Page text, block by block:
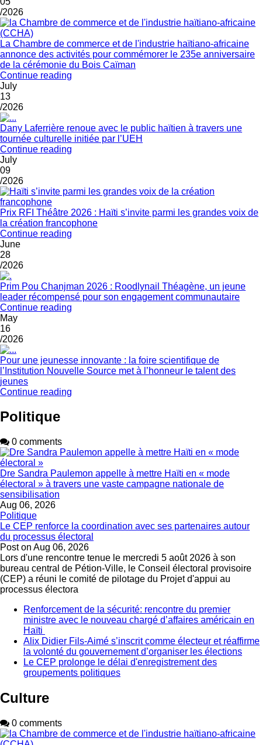
/2026
La Chambre de commerce et de l'industrie haïtiano-africaine
annonce des activités pour commémorer le 235e anniversaire
de la cérémonie du Bois Caïman
Continue reading
July
13
/2026
Dany Laferrière renoue avec le public haïtien à travers une
tournée culturelle initiée par l’UEH
Continue reading
July
09
/2026
Prix RFI Théâtre 2026 : Haïti s’invite parmi les grandes voix de
la création francophone
Continue reading
June
28
/2026
Prim Pou Chanjman 2026 : Roodlynail Théagène, un jeune
leader récompensé pour son engagement communautaire
Continue reading
May
16
/2026
Pour une jeunesse innovante : la foire scientifique de
l’Institution Nouvelle Source met à l’honneur le talent des
jeunes
Continue reading
Politique
0 comments
Dre Sandra Paulemon appelle à mettre Haïti en « mode
électoral » à travers une vaste campagne nationale de
sensibilisation
Aug 06, 2026
Politique
Le CEP renforce la coordination avec ses partenaires autour
du processus électoral
Post on Aug 06, 2026
Lors d'une rencontre tenue le mercredi 5 août 2026 à son
bureau central de Pétion-Ville, le Conseil électoral provisoire
(CEP) a réuni le comité de pilotage du Projet d'appui au
processus électora
Renforcement de la sécurité: rencontre du premier
ministre avec le nouveau chargé d’affaires américain en
Haïti
Alix Didier Fils-Aimé s’inscrit comme électeur et réaffirme
la volonté du gouvernement d’organiser les élections
Le CEP prolonge le délai d'enregistrement des
groupements politiques
Culture
0 comments